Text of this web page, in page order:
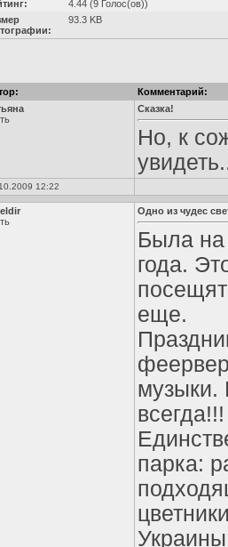
4.44 (9 Голос(ов))
93.3 KB
Комментарий:
Сказка!
Но, к
12:22
Одно из чудес
Была на
года.
еще.
музыки.
всегда!!!
парка: